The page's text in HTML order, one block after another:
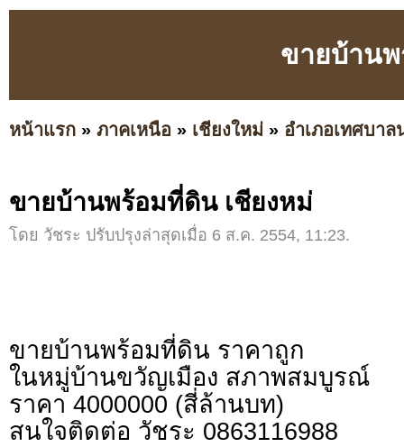
ขายบ้าน
หน้าแรก » ภาคเหนือ » เชียงใหม่ » อำเภอเทศบาล
ขายบ้านพร้อมที่ดิน เชียงหม่
โดย วัชระ ปรับปรุงล่าสุดเมื่อ 6 ส.ค. 2554, 11:23.
ขายบ้านพร้อมที่ดิน ราคาถูก
ในหมู่บ้านขวัญเมือง สภาพสมบูรณ์
ราคา 4000000 (สี่ล้านบท)
สนใจติดต่อ วัชระ 0863116988